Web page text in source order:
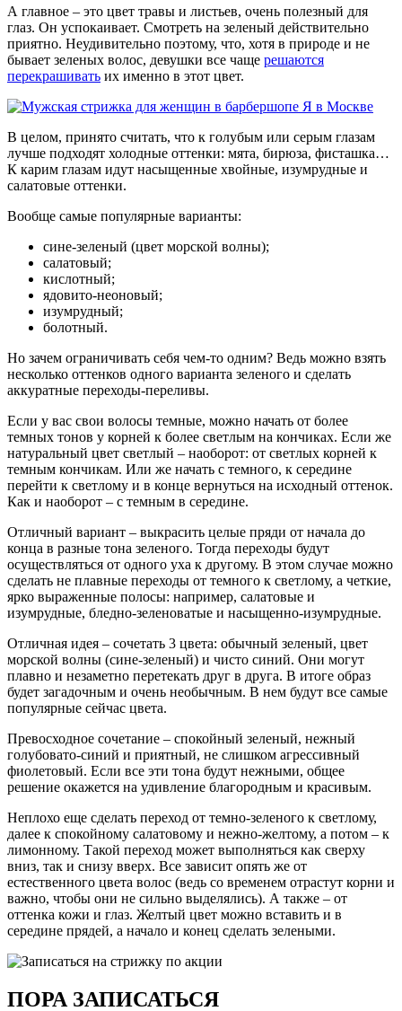
А главное – это цвет травы и листьев, очень полезный для
глаз. Он успокаивает. Смотреть на зеленый действительно
приятно. Неудивительно поэтому, что, хотя в природе и не
бывает зеленых волос, девушки все чаще решаются
перекрашивать их именно в этот цвет.
В целом, принято считать, что к голубым или серым глазам
лучше подходят холодные оттенки: мята, бирюза, фисташка…
К карим глазам идут насыщенные хвойные, изумрудные и
салатовые оттенки.
Вообще самые популярные варианты:
сине-зеленый (цвет морской волны);
салатовый;
кислотный;
ядовито-неоновый;
изумрудный;
болотный.
Но зачем ограничивать себя чем-то одним? Ведь можно взять
несколько оттенков одного варианта зеленого и сделать
аккуратные переходы-переливы.
Если у вас свои волосы темные, можно начать от более
темных тонов у корней к более светлым на кончиках. Если же
натуральный цвет светлый – наоборот: от светлых корней к
темным кончикам. Или же начать с темного, к середине
перейти к светлому и в конце вернуться на исходный оттенок.
Как и наоборот – с темным в середине.
Отличный вариант – выкрасить целые пряди от начала до
конца в разные тона зеленого. Тогда переходы будут
осуществляться от одного уха к другому. В этом случае можно
сделать не плавные переходы от темного к светлому, а четкие,
ярко выраженные полосы: например, салатовые и
изумрудные, бледно-зеленоватые и насыщенно-изумрудные.
Отличная идея – сочетать 3 цвета: обычный зеленый, цвет
морской волны (сине-зеленый) и чисто синий. Они могут
плавно и незаметно перетекать друг в друга. В итоге образ
будет загадочным и очень необычным. В нем будут все самые
популярные сейчас цвета.
Превосходное сочетание – спокойный зеленый, нежный
голубовато-синий и приятный, не слишком агрессивный
фиолетовый. Если все эти тона будут нежными, общее
решение окажется на удивление благородным и красивым.
Неплохо еще сделать переход от темно-зеленого к светлому,
далее к спокойному салатовому и нежно-желтому, а потом – к
лимонному. Такой переход может выполняться как сверху
вниз, так и снизу вверх. Все зависит опять же от
естественного цвета волос (ведь со временем отрастут корни и
важно, чтобы они не сильно выделялись). А также – от
оттенка кожи и глаз. Желтый цвет можно вставить и в
середине прядей, а начало и конец сделать зелеными.
ПОРА ЗАПИСАТЬСЯ